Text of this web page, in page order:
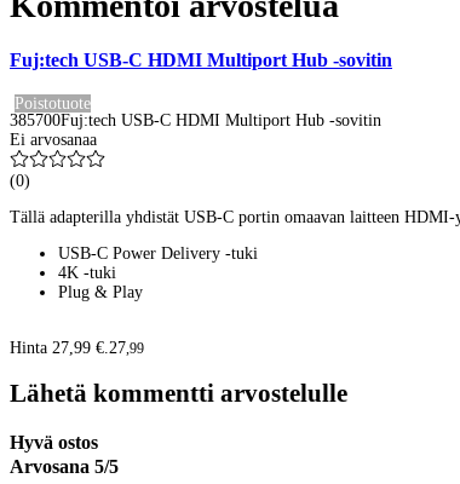
Fuj:tech USB-C HDMI Multiport Hub -sovitin
Poistotuote
385700Fuj:tech USB-C HDMI Multiport Hub -sovitin
Ei arvosanaa
(0)
Tällä adapterilla yhdistät USB-C portin omaavan laitteen
USB-C Power Delivery -tuki
4K -tuki
Plug & Play
Hinta 27,99 €.27,99
Lähetä kommentti arvostelulle
Hyvä ostos
Arvosana 5/5